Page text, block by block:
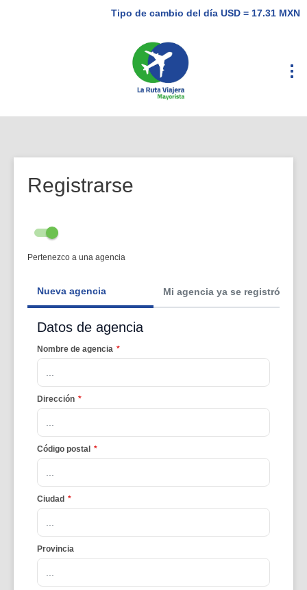
Tipo de cambio del día USD = 17.31 MXN
Registrarse
Pertenezco a una agencia
Nueva agencia Mi agencia ya se registró
Datos de agencia
Nombre de agencia *
Dirección *
Código postal *
Ciudad *
Provincia